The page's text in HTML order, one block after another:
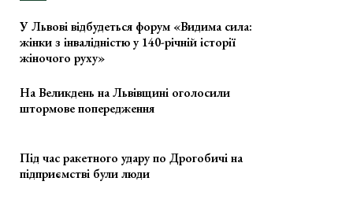
У Львові відбудеться форум «Видима сила:
жінки з інвалідністю у 140-річній історії
жіночого руху»
На Великдень на Львівщині оголосили
штормове попередження
Під час ракетного удару по Дрогобичі на
підприємстві були люди